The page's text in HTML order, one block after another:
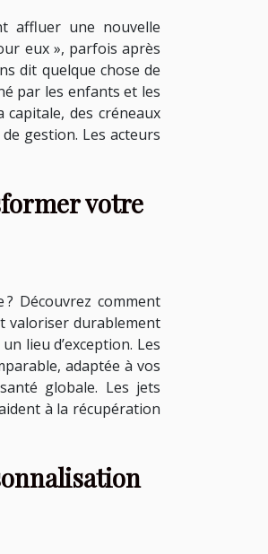
affluer une nouvelle
eux », parfois après
dit quelque chose de
par les enfants et les
des créneaux
gestion. Les acteurs
votre
Découvrez comment
valoriser durablement
lieu d’exception. Les
adaptée à vos
globale. Les jets
à la récupération